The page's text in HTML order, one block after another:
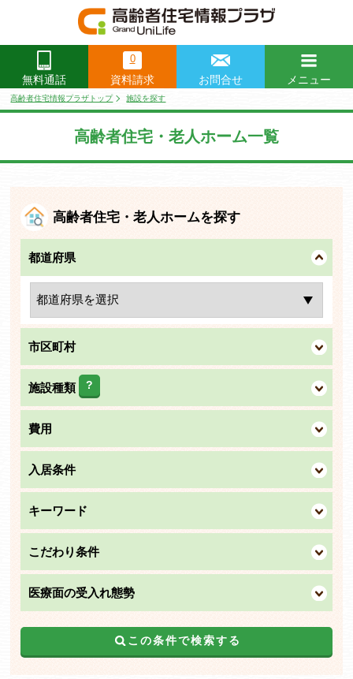
無料通話
0
資料請求 お問合せ
メニュー
高齢者住宅情報プラザトップ 施設を探す
高齢者住宅・老人ホーム一覧
高齢者住宅・老人ホームを探す
都道府県
市区町村
施設種類 ?
費用
入居条件
キーワード
こだわり条件
医療面の受入れ態勢
この条件で検索する